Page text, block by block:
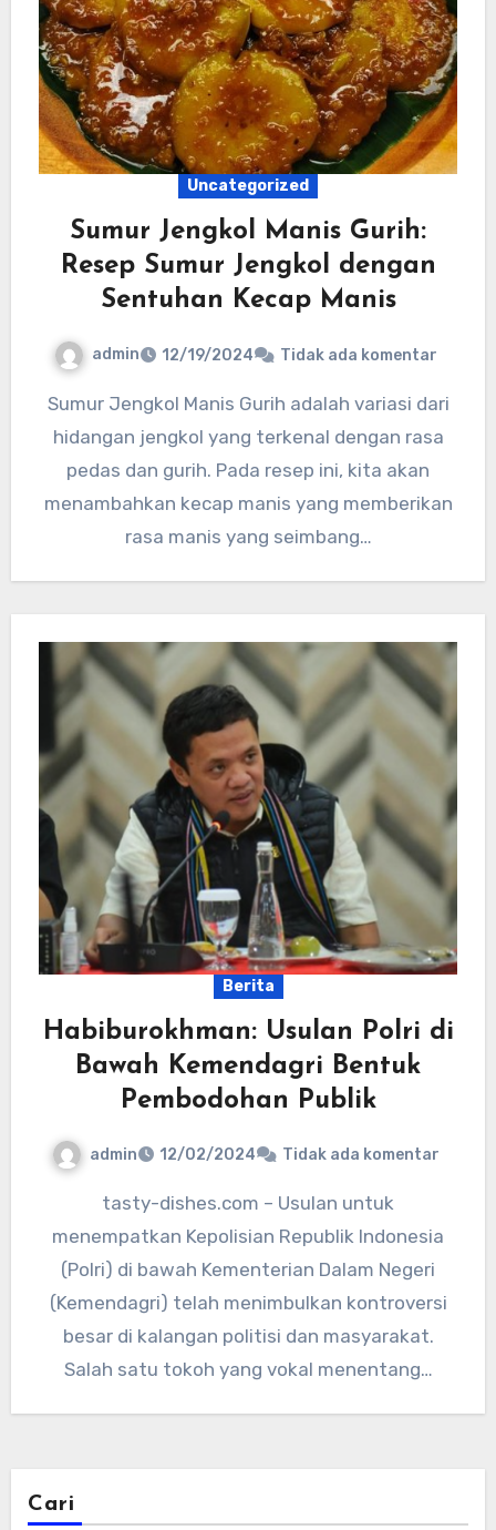
Uncategorized
Sumur Jengkol Manis Gurih:
Resep Sumur Jengkol dengan
Sentuhan Kecap Manis
admin 12/19/2024 Tidak ada komentar
Sumur Jengkol Manis Gurih adalah variasi dari
hidangan jengkol yang terkenal dengan rasa
pedas dan gurih. Pada resep ini, kita akan
menambahkan kecap manis yang memberikan
rasa manis yang seimbang…
Berita
Habiburokhman: Usulan Polri di
Bawah Kemendagri Bentuk
Pembodohan Publik
admin 12/02/2024 Tidak ada komentar
tasty-dishes.com – Usulan untuk
menempatkan Kepolisian Republik Indonesia
(Polri) di bawah Kementerian Dalam Negeri
(Kemendagri) telah menimbulkan kontroversi
besar di kalangan politisi dan masyarakat.
Salah satu tokoh yang vokal menentang…
Cari